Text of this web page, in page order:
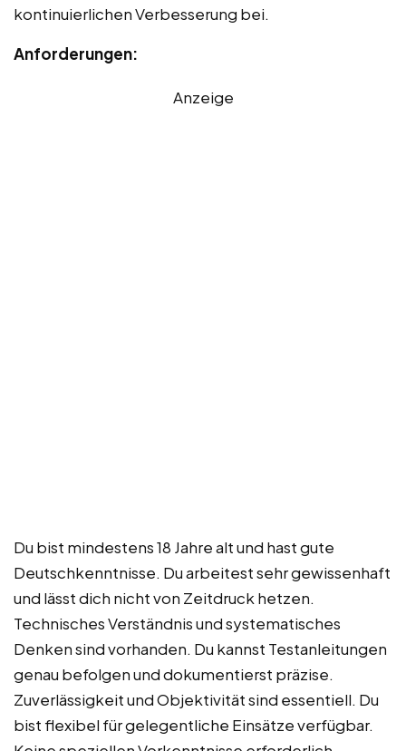
kontinuierlichen Verbesserung bei.
Anforderungen:
Anzeige
Du bist mindestens 18 Jahre alt und hast gute
Deutschkenntnisse. Du arbeitest sehr gewissenhaft
und lässt dich nicht von Zeitdruck hetzen.
Technisches Verständnis und systematisches
Denken sind vorhanden. Du kannst Testanleitungen
genau befolgen und dokumentierst präzise.
Zuverlässigkeit und Objektivität sind essentiell. Du
bist flexibel für gelegentliche Einsätze verfügbar.